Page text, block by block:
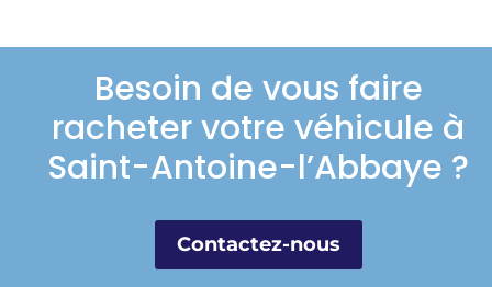
Besoin de vous faire
racheter votre véhicule à
Saint-Antoine-l’Abbaye ?
Contactez-nous